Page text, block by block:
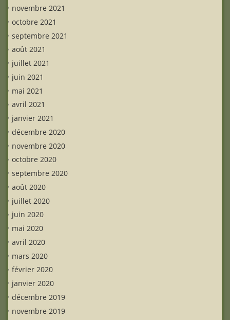
novembre 2021
octobre 2021
septembre 2021
août 2021
juillet 2021
juin 2021
mai 2021
avril 2021
janvier 2021
décembre 2020
novembre 2020
octobre 2020
septembre 2020
août 2020
juillet 2020
juin 2020
mai 2020
avril 2020
mars 2020
février 2020
janvier 2020
décembre 2019
novembre 2019